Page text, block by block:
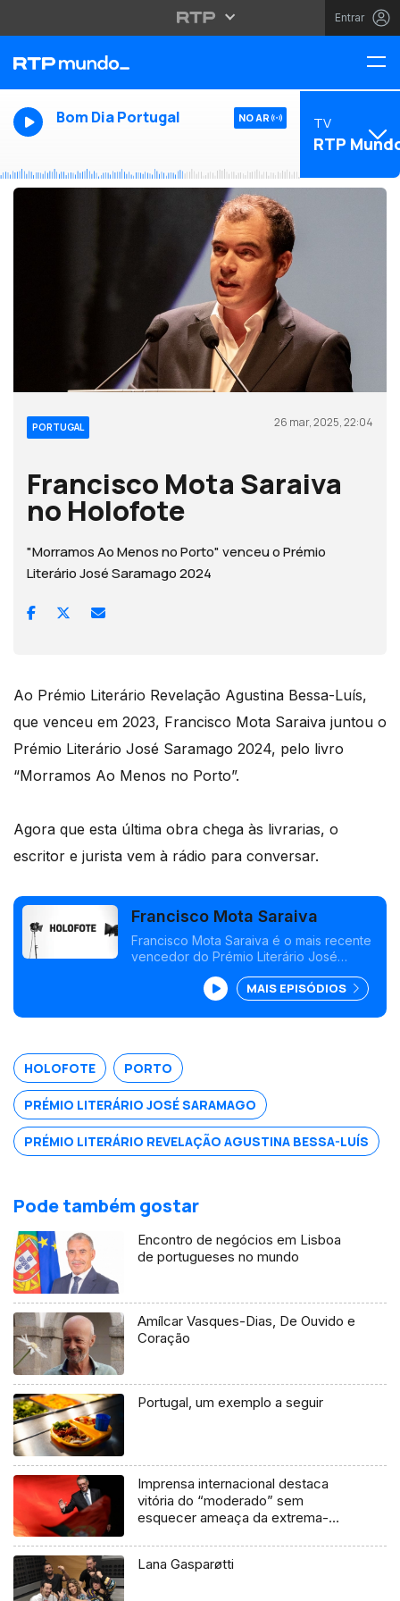
Entrar
Bom Dia Portugal NO AR TV
RTP
PORTUGAL 26 mar, 2025, 22:04
Francisco Mota Saraiva
no Holofote
"Morramos Ao Menos no Porto" venceu o Prémio
Literário José Saramago 2024
Ao Prémio Literário Revelação Agustina Bessa-Luís,
que venceu em 2023, Francisco Mota Saraiva juntou o
Prémio Literário José Saramago 2024, pelo livro
“Morramos Ao Menos no Porto”.
Agora que esta última obra chega às livrarias, o
escritor e jurista vem à rádio para conversar.
Francisco Mota Saraiva
Francisco Mota Saraiva é o mais recente
vencedor do Prémio Literário José
"Morramos ao Menos no Porto", que
deverá chegar aos vários países
lusófonos.
MAIS EPISÓDIOS
HOLOFOTE PORTO
PRÉMIO LITERÁRIO JOSÉ SARAMAGO
PRÉMIO LITERÁRIO REVELAÇÃO AGUSTINA BESSA-LUÍS
Pode também gostar
Encontro de negócios em Lisboa
de portugueses no mundo
Amílcar Vasques-Dias, De Ouvido e
Coração
Portugal, um exemplo a seguir
Imprensa internacional destaca
vitória do “moderado” sem
esquecer ameaça da extrema-
Lana Gasparøtti